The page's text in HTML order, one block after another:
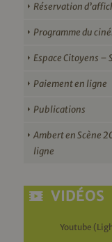
Réservation
Programme du
Espace Citoyens –
Paiement en ligne
Publications
Ambert en Scène
ligne
VIDÉOS
Youtube